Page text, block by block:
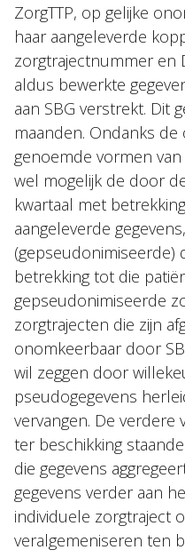
ZorgTTP, op gelijke
haar aangeleverde
zorgtrajectnummer en
aldus bewerkte
aan SBG verstrekt. Dit
maanden. Ondanks
genoemde vormen
wel mogelijk de door
kwartaal met
aangeleverde
(gepseudonimiseerde)
betrekking tot die
gepseudonimiseerde
zorgtrajecten die zijn
onomkeerbaar door
wil zeggen door
pseudogegevens
vervangen. De verdere
ter beschikking
die gegevens
gegevens verder aan
individuele zorgtraject
veralgemeniseren ten